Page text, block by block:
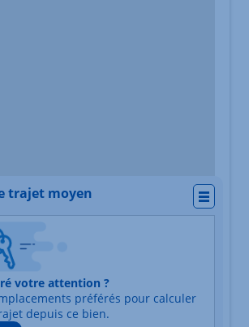
trajet moyen
en voiture
Durée du trajet en
votre attention ?
préférés pour calculer
depuis ce bien.